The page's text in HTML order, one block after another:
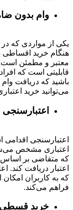
وام بدون
یکی از مواردی که
هنگام خرید اقساطی
معتبر و مطمئن است.
قابلیتی است که
باشید که دریافت
می‌توانید خرید
اعتبارسنجی
اعتباری مشخص
که متقاضی بر اساس
اعتبار دریافت
که به کاربران
فراهم می‌کند.
خرید